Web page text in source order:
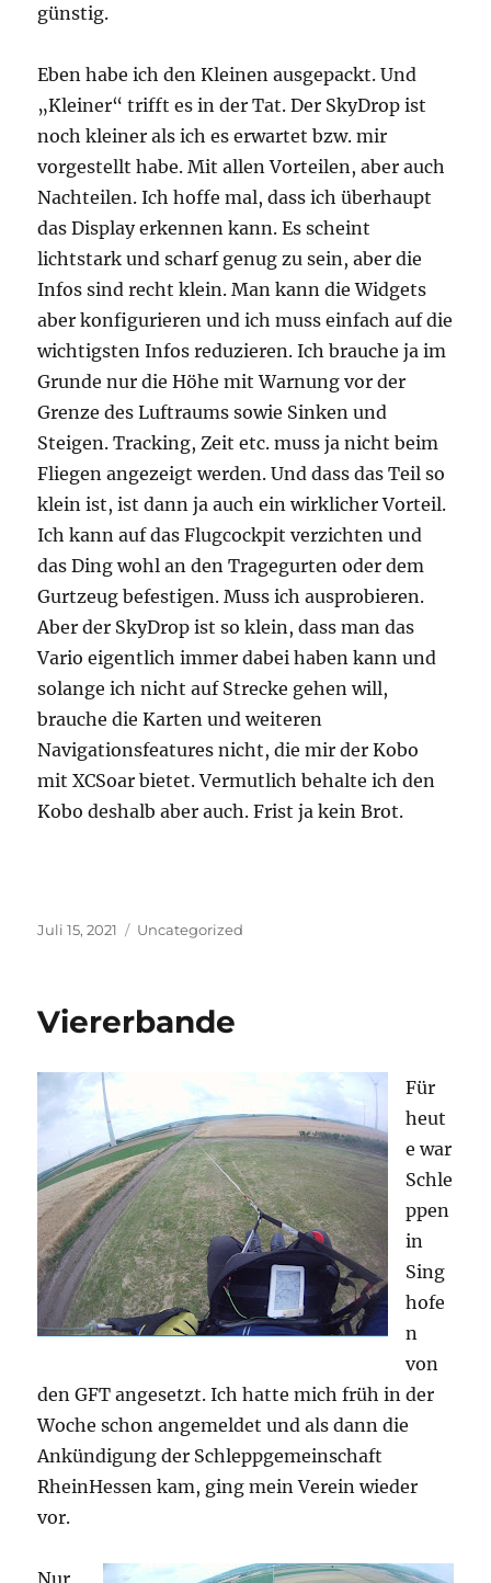
günstig.
Eben habe ich den Kleinen ausgepackt. Und
„Kleiner“ trifft es in der Tat. Der SkyDrop ist
noch kleiner als ich es erwartet bzw. mir
vorgestellt habe. Mit allen Vorteilen, aber auch
Nachteilen. Ich hoffe mal, dass ich überhaupt
das Display erkennen kann. Es scheint
lichtstark und scharf genug zu sein, aber die
Infos sind recht klein. Man kann die Widgets
aber konfigurieren und ich muss einfach auf die
wichtigsten Infos reduzieren. Ich brauche ja im
Grunde nur die Höhe mit Warnung vor der
Grenze des Luftraums sowie Sinken und
Steigen. Tracking, Zeit etc. muss ja nicht beim
Fliegen angezeigt werden. Und dass das Teil so
klein ist, ist dann ja auch ein wirklicher Vorteil.
Ich kann auf das Flugcockpit verzichten und
das Ding wohl an den Tragegurten oder dem
Gurtzeug befestigen. Muss ich ausprobieren.
Aber der SkyDrop ist so klein, dass man das
Vario eigentlich immer dabei haben kann und
solange ich nicht auf Strecke gehen will,
brauche die Karten und weiteren
Navigationsfeatures nicht, die mir der Kobo
mit XCSoar bietet. Vermutlich behalte ich den
Kobo deshalb aber auch. Frist ja kein Brot.
Veröffentlicht
Juli 15, 2021 Kategorien
Uncategorized
Viererbande
Für
heut
e war
Schle
ppen
in
Sing
hofe
n
von
den GFT angesetzt. Ich hatte mich früh in der
Woche schon angemeldet und als dann die
Ankündigung der Schleppgemeinschaft
RheinHessen kam, ging mein Verein wieder
vor.
Nur